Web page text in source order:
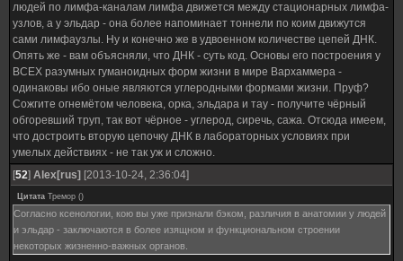
людей по лимфа-каналам лимфа движется между стационарных лимфа-
узлов, а у эльдар - она более напоминает тоннели по коим движутся
сами лимфаузлы. Ну и конечно же в удвоенном количестве цепей ДНК.
Опять же - вам объясняли, что ДНК - суть код. Основы его построения у
ВСЕХ разумных гуманоидных форм жизни в мире Вархаммера -
одинаковы ибо оные являются углеродными формами жизни. Пруф?
Сожгите огнемётом человека, орка, эльдара и тау - получите чёрный
обгоревший труп, так вот чёрное - углерод, сиречь, сажа. Отсюда имеем,
что достроить вторую цепочку ДНК в лабораторных условиях при
умелых действиях - не так уж и сложно.
[52] Alex[rus] [2013-10-24, 2:36:04]
Цитата Тремор ()
Согласно ксенологии, кою вы уже признали бэком, различия в анатомии у людей
и эльдар - заключаются в более изящном и функциональном строении
некоторых жизненно-важных органов.